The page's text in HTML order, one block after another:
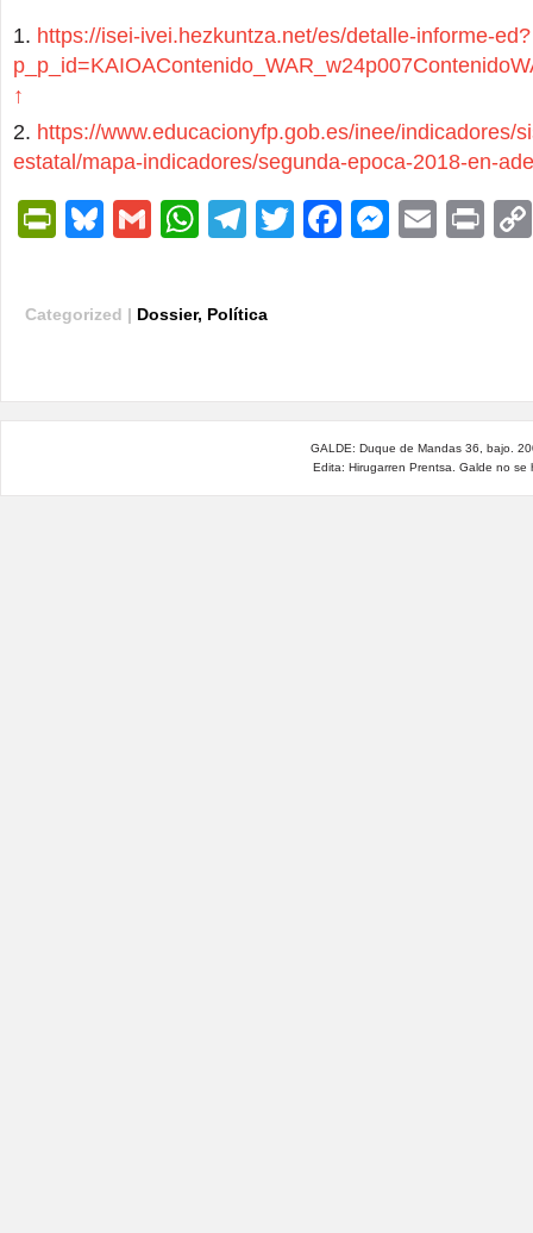
https://isei-ivei.hezkuntza.net/es/detalle-informe-ed?
↑
https://www.educacionyfp.gob.es/inee/indicadores/
estatal/mapa-indicadores/segunda-epoca-2018-en-
PrintFriendly
Bluesky
GmailWhatsApp
Telegram
TwitterFacebook
Email
Categorized | Dossier, Política
GALDE: Duque de Mandas 36, bajo.
Edita: Hirugarren Prentsa. Galde no